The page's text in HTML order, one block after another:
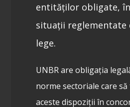
entităților obligate,
situații reglementate
lege.
UNBR are obligația
norme sectoriale care
aceste dispoziții în